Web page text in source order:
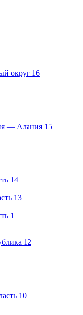
округ 16
— Алания 15
14
13
1
12
10